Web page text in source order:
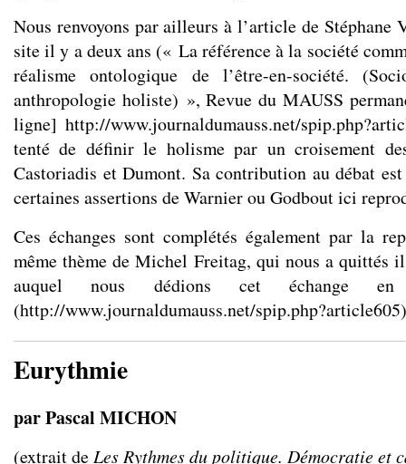
Nous renvoyons par ailleurs à l’article de Stéphane
site il y a deux ans (« La référence à la société
réalisme ontologique de l’être-en-société.
anthropologie holiste) », Revue du MAUSS
ligne]http://www.journaldumauss.net/
tenté de définir le holisme par un croisement
Castoriadis et Dumont. Sa contribution au débat
certaines assertions de Warnier ou Godbout ici
Ces échanges sont complétés également par la
même thème de Michel Freitag, qui nous a quittés
auquel nous dédions cet échange en
(http://www.journaldumauss.net/spip.php?article605
Eurythmie
par Pascal MICHON
(extrait de Les Rythmes du politique. Démocratie et